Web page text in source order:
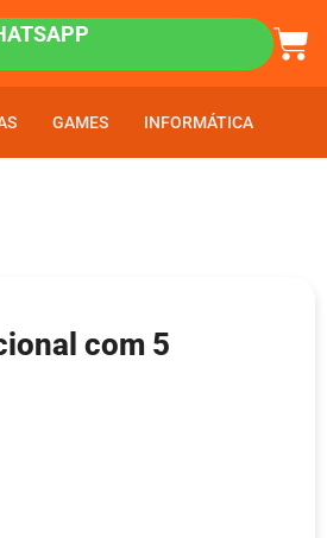
GAMES INFORMÁTICA
GAMES INFORMÁTICA
com 5